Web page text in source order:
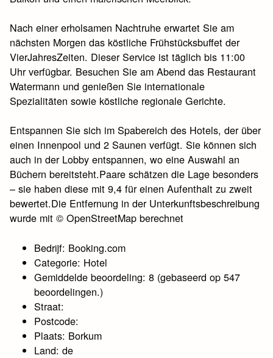
Nach einer erholsamen Nachtruhe erwartet Sie am
nächsten Morgen das köstliche Frühstücksbuffet der
VierJahresZeiten. Dieser Service ist täglich bis 11:00
Uhr verfügbar. Besuchen Sie am Abend das Restaurant
Watermann und genießen Sie internationale
Spezialitäten sowie köstliche regionale Gerichte.
Entspannen Sie sich im Spabereich des Hotels, der über
einen Innenpool und 2 Saunen verfügt. Sie können sich
auch in der Lobby entspannen, wo eine Auswahl an
Büchern bereitsteht.Paare schätzen die Lage besonders
– sie haben diese mit 9,4 für einen Aufenthalt zu zweit
bewertet.Die Entfernung in der Unterkunftsbeschreibung
wurde mit © OpenStreetMap berechnet
Bedrijf: Booking.com
Categorie: Hotel
Gemiddelde beoordeling: 8 (gebaseerd op 547
beoordelingen.)
Straat:
Postcode:
Plaats: Borkum
Land: de